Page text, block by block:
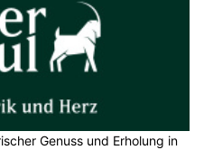
Genuss und Erholung in